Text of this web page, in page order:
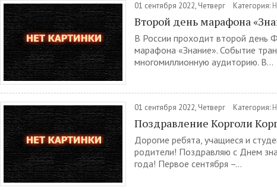
01 сентября 2022, Четверг Категория:
Второй день марафона
В России проходит второй день
марафона «Знание». Событие
многомиллионную аудиторию. В...
01 сентября 2022, Четверг Категория:
Поздравление Корголи
Дорогие ребята, учащиеся и
родители! Поздравляю с Днем
года! Первое сентября –...